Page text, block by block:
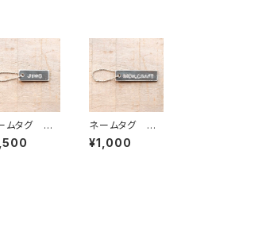
ムタグ 中
ズ 両面打
オーダー
ネームタグ 大
サイズ ※オー
ダー刻印（11文
¥1,000